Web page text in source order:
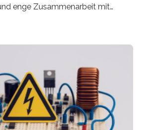
enge Zusammenarbeit mit
Transfer-Projekte zu
werden vom Europäischen
gefördert – mit einer
mehr als zwei Millionen Euro.
zu den großen
aktuellen Förderrunde des
Im